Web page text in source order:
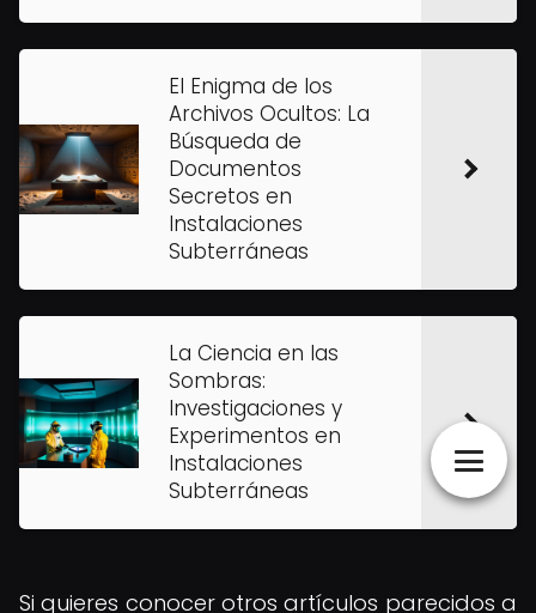
El Enigma de los
Archivos Ocultos: La
Búsqueda de
Documentos
Secretos en
Instalaciones
Subterráneas
La Ciencia en las
Sombras:
Investigaciones y
Experimentos en
Instalaciones
Subterráneas
Si quieres conocer otros artículos parecidos a